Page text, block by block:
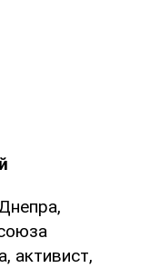
активист,